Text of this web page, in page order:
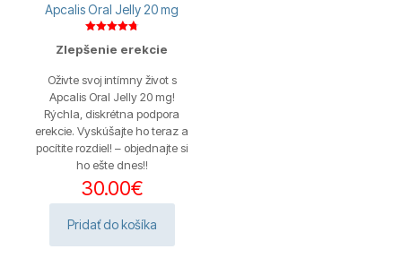
Apcalis Oral Jelly 20 mg
4.75
Zlepšenie erekcie
Oživte svoj intímny život s
Apcalis Oral Jelly 20 mg!
Rýchla, diskrétna podpora
erekcie. Vyskúšajte ho teraz a
pocítite rozdiel! – objednajte si
ho ešte dnes!!
30.00€
Pridať do košíka